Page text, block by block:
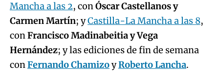
Mancha a las 2, conÓscar Castellanos y
Carmen Martín; yCastilla-La Mancha a las 8,
conFrancisco Madinabeitia y Vega
Hernández; y las ediciones de fin de semana
conFernando ChamizoyRoberto Lancha.